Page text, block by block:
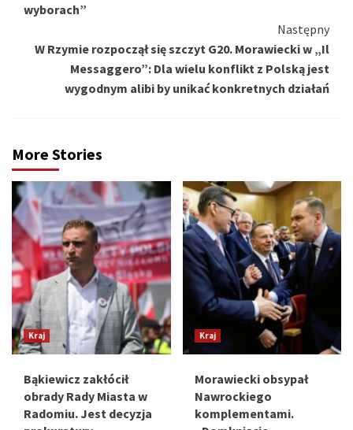
wyborach”
Następny
W Rzymie rozpoczął się szczyt G20. Morawiecki w „Il
Messaggero”: Dla wielu konflikt z Polską jest
wygodnym alibi by unikać konkretnych działań
More Stories
Kraj
Bąkiewicz zakłócił
obrady Rady Miasta w
Radomiu. Jest decyzja
Kraj
Morawiecki obsypał
Nawrockiego
komplementami.